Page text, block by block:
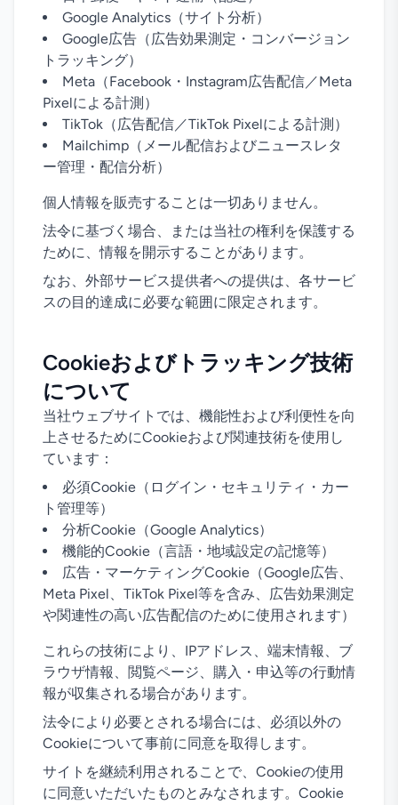
Google Analytics（サイト分析）
Google広告（広告効果測定・コンバージョン
トラッキング）
Meta（Facebook・Instagram広告配信／Meta
Pixelによる計測）
TikTok（広告配信／TikTok Pixelによる計測）
Mailchimp（メール配信およびニュースレタ
ー管理・配信分析）
個人情報を販売することは一切ありません。
法令に基づく場合、または当社の権利を保護する
ために、情報を開示することがあります。
なお、外部サービス提供者への提供は、各サービ
スの目的達成に必要な範囲に限定されます。
Cookieおよびトラッキング技術
について
当社ウェブサイトでは、機能性および利便性を向
上させるためにCookieおよび関連技術を使用し
ています：
必須Cookie（ログイン・セキュリティ・カー
ト管理等）
分析Cookie（Google Analytics）
機能的Cookie（言語・地域設定の記憶等）
広告・マーケティングCookie（Google広告、
Meta Pixel、TikTok Pixel等を含み、広告効果測定
や関連性の高い広告配信のために使用されます）
これらの技術により、IPアドレス、端末情報、ブ
ラウザ情報、閲覧ページ、購入・申込等の行動情
報が収集される場合があります。
法令により必要とされる場合には、必須以外の
Cookieについて事前に同意を取得します。
サイトを継続利用されることで、Cookieの使用
に同意いただいたものとみなされます。Cookie